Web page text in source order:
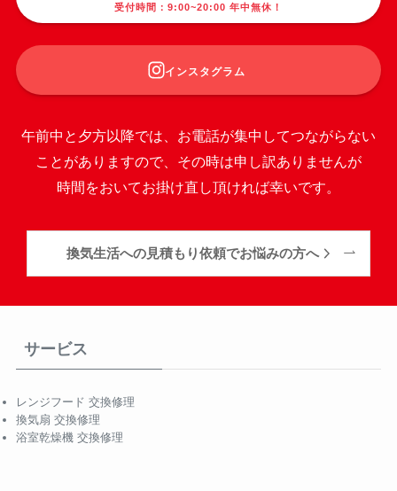
受付時間：9:00~20:00 年中無休！
インスタグラム
午前中と夕方以降では、お電話が集中してつながらない
ことがありますので、その時は申し訳ありませんが
時間をおいてお掛け直し頂ければ幸いです。
換気生活への見積もり依頼でお悩みの方へ
サービス
レンジフード 交換修理
換気扇 交換修理
浴室乾燥機 交換修理